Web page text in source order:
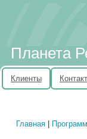
Планета
Клиенты
Вы здесь
Главная |